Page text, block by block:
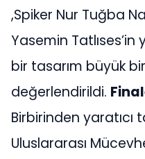
,Spiker Nur Tuğba
Yasemin Tatlıses’in
bir tasarım büyük
değerlendirildi.
Birbirinden yaratıcı
Uluslararası